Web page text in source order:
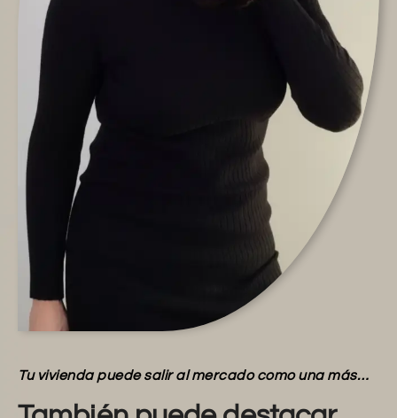
Tu vivienda puede salir al mercado como una más…